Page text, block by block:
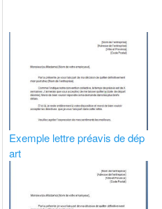
Exemple lettre préavis de dép
art